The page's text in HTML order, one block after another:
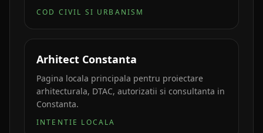
COD CIVIL SI URBANISM
Arhitect Constanta
Pagina locala principala pentru proiectare
arhitecturala, DTAC, autorizatii si consultanta in
Constanta.
INTENTIE LOCALA